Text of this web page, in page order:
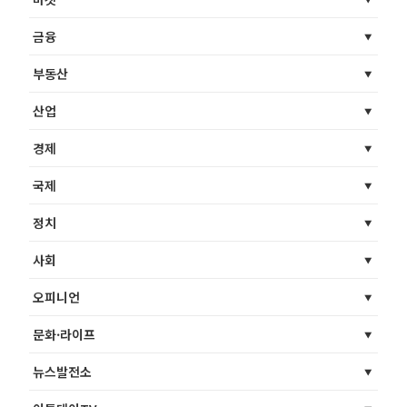
금융
부동산
산업
경제
국제
정치
사회
오피니언
문화·라이프
뉴스발전소